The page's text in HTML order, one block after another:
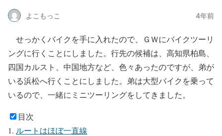
よこもっこ 4年前
せっかくバイクを手に入れたので、ＧＷにバイクツーリ
ングに行くことにしました。行先の候補は、高知県柏島、
四国カルスト、中国地方など、色々あったのですが、弟が
いる浜松へ行くことにしました。弟は大型バイクを乗って
いるので、一緒にミニツーリングをしてきました。
目次
ルートはほぼ一直線